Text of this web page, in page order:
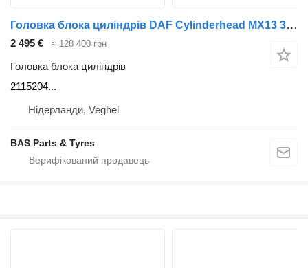
Головка блока циліндрів DAF Cylinderhead MX13 355 H2 2115204 до вантажівки DAF
2 495 € ≈ 128 400 грн
Головка блока циліндрів
2115204...
Нідерланди, Veghel
BAS Parts & Tyres